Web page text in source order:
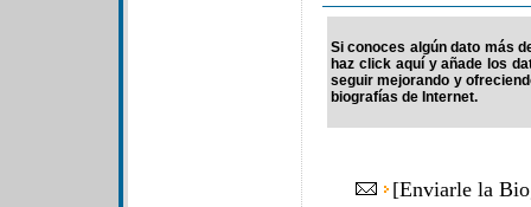
Si conoces algún dato más
haz click aquí y añade los
seguir mejorando y
biografías de Internet.
[Enviarle la